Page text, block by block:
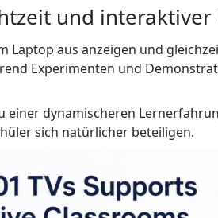
und
Laptop aus anzeigen und
Experimenten und
dynamischeren
sich natürlicher beteiligen.